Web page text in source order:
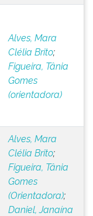
Alves, Mara
Clélia Brito;
Figueira, Tânia
Gomes
(orientadora)
Alves, Mara
Clélia Brito;
Figueira, Tânia
Gomes
(Orientadora);
Daniel, Janaína